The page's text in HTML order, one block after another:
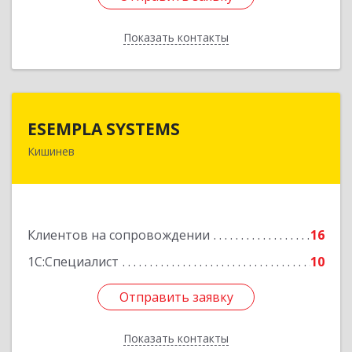
Показать контакты
Назад
ESEMPLA SYSTEMS
Кишинев
Клиентов на сопровождении
16
1С:Специалист
10
Отправить заявку
Показать контакты
Молдова, г.Кишинев, ул. Колумна 170, МД-2004
Отправить заявку
Назад